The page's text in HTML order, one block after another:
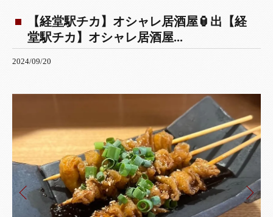
【経堂駅チカ】オシャレ居酒屋🏮出【経
堂駅チカ】オシャレ居酒屋...
2024/09/20